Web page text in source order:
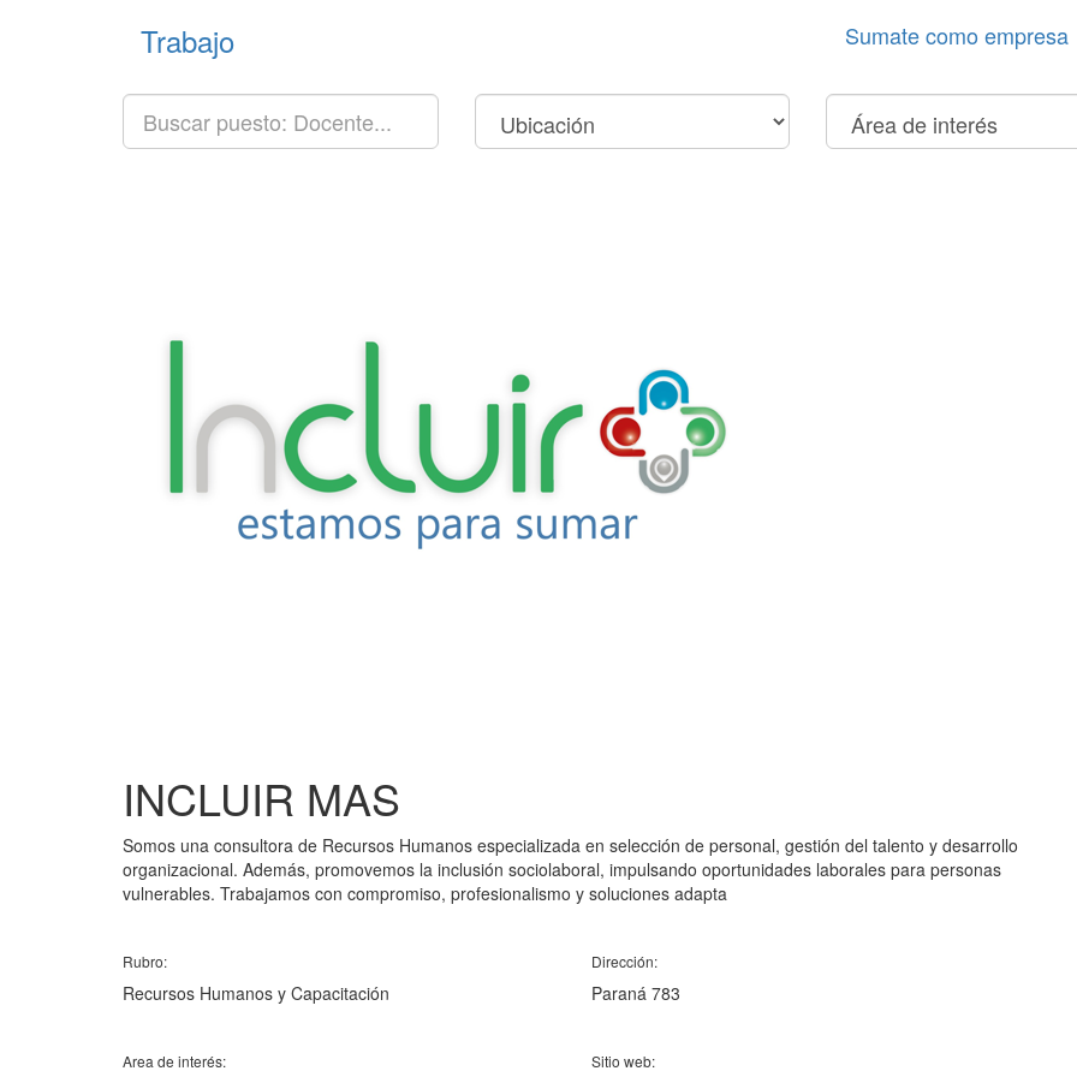
Trabajo Sumate como empresa
INCLUIR MAS
Somos una consultora de Recursos Humanos especializada en selección de personal, gestión del talento y desarrollo
organizacional. Además, promovemos la inclusión sociolaboral, impulsando oportunidades laborales para personas
vulnerables. Trabajamos con compromiso, profesionalismo y soluciones adapta
Rubro:
Recursos Humanos y Capacitación
Area de interés:
Dirección:
Paraná 783
Sitio web: